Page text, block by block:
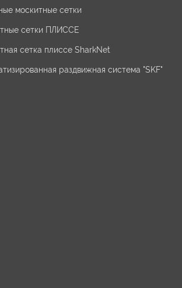
москитные сетки
сетки ПЛИССЕ
сетка плиссе SharkNet
раздвижная система "SKF"